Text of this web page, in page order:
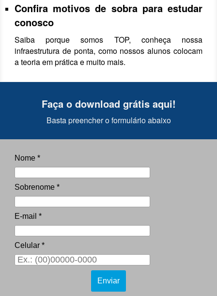
Confira motivos de sobra para estudar
conosco
Saiba porque somos TOP, conheça nossa
infraestrutura de ponta, como nossos alunos colocam
a teoria em prática e muito mais.
Faça o download grátis aqui!
Basta preencher o formulário abaixo
Nome *
Sobrenome *
E-mail *
Celular *
Enviar